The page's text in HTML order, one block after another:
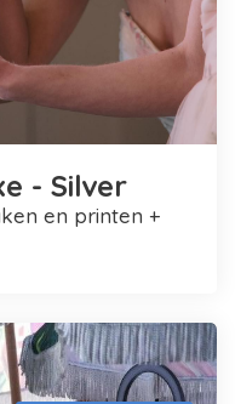
- Silver